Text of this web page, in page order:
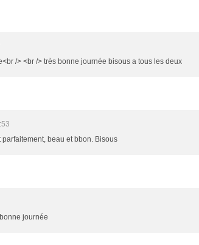
/> <br /> très bonne journée bisous a tous les deux
beau et bbon. Bisous
journée